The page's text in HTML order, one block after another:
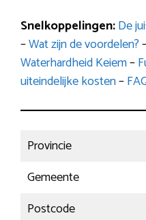
Snelkoppelingen:De
–Wat zijn de voordelen?
Waterhardheid Keiem–
uiteindelijke kosten–
Provincie
Gemeente
Postcode